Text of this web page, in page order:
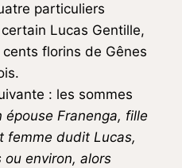
particuliers
Lucas Gentille,
florins de Gênes
: les sommes
épouse Franenga, fille
femme dudit Lucas,
environ, alors